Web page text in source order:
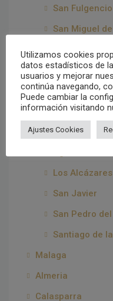
San
San Miguel
Santa Pola
Torrevieja
Villajoyosa
Vistabella
Murcia
Los Alcázares
San Javier
San Pedro
Santiago de
Malaga
Almeria
Calasparra
Utilizamos cookies
datos estadísticos de
usuarios y mejorar
continúa navegando,
Puede cambiar la
información visitando
Ajustes Cookies